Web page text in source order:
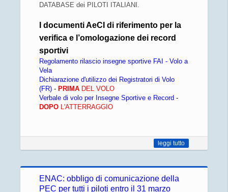
DATABASE dei PILOTI ITALIANI.
I documenti AeCI di riferimento per la
verifica e l’omologazione dei record
sportivi
Regolamento rilascio insegne sportive FAI - Volo a
Vela
Dichiarazione d'utilizzo dei Registratori di Volo
(FR)- PRIMADEL VOLO
Verbale di volo per Insegne Sportive e Record -
DOPOL'ATTERRAGGIO
leggi tutto
ENAC: obbligo di comunicazione della
PEC per tutti i piloti entro il 31 marzo